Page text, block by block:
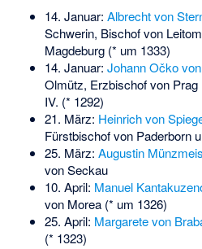
14. Januar: Albrecht von
Schwerin, Bischof von
Magdeburg (* um 1333)
14. Januar: Johann Očko
Olmütz, Erzbischof von
IV. (* 1292)
21. März: Heinrich von
Fürstbischof von Paderborn
25. März: Augustin
von Seckau
10. April: Manuel
von Morea (* um 1326)
25. April: Margarete von
(* 1323)